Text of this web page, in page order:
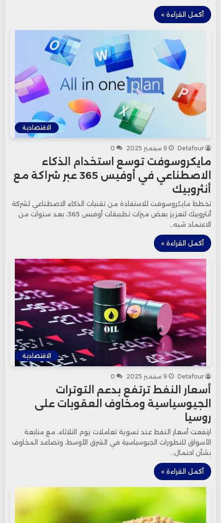
أكمل القراءة »
الاقتصادية
Detafour 9 سبتمبر 2025 0
مايكروسوفت توسع استخدام الذكاء
الاصطناعي في أوفيس 365 عبر شراكة مع
أنثروبيك
تخطط مايكروسوفت للاستفادة من تقنيات الذكاء الاصطناعي لشركة
أنثروبيك لتعزيز بعض ميزات تطبيقات أوفيس 365، بعد سنوات من
الاعتماد شبه…
أكمل القراءة »
الاقتصادية
Detafour 9 سبتمبر 2025 0
أسعار النفط ترتفع بدعم التوترات
الجيوسياسية ومخاوف العقوبات على
روسيا
ارتفعت أسعار النفط عند تسوية تعاملات يوم الثلاثاء، مع متابعة
الأسواق للتطورات الجيوسياسية في الشرق الأوسط، وتصاعد المخاوف
بشأن احتمال…
أكمل القراءة »